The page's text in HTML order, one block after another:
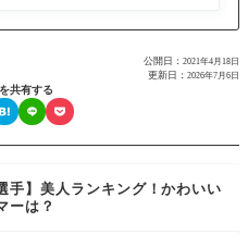
公開日： 2021年4月18日
更新日： 2026年7月6日
共有する
手】美人ランキング！かわいい
ーは？